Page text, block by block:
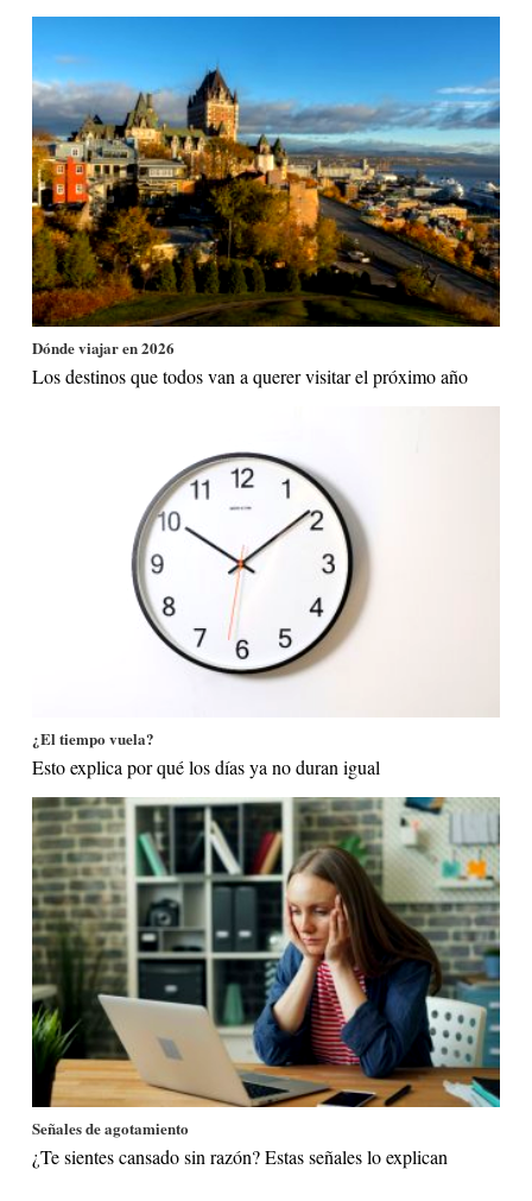
Dónde viajar en 2026
Los destinos que todos van a querer visitar el próximo año
¿El tiempo vuela?
Esto explica por qué los días ya no duran igual
Señales de agotamiento
¿Te sientes cansado sin razón? Estas señales lo explican